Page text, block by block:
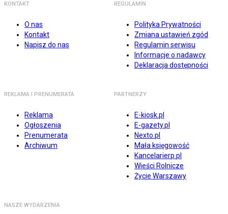
KONTAKT
O nas
Kontakt
Napisz do nas
REGULAMIN
Polityka Prywatności
Zmiana ustawień zgód
Regulamin serwisu
Informacje o nadawcy
Deklaracja dostępności
REKLAMA I PRENUMERATA
Reklama
Ogłoszenia
Prenumerata
Archiwum
PARTNERZY
E-kiosk.pl
E-gazety.pl
Nexto.pl
Mała księgowość
Kancelarierp.pl
Wieści Rolnicze
Życie Warszawy
NASZE WYDARZENIA